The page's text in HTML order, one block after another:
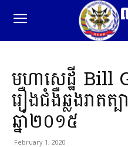
មហាសេដ្ឋី Bill
រឿងជំងឺឆ្លងរាតត្
ឆ្នាំ២០១៥
February 1, 2020